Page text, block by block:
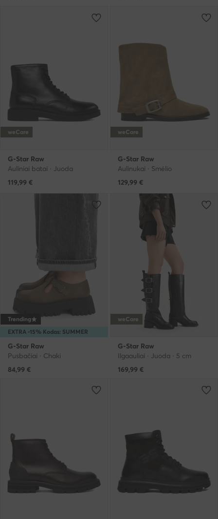
weCare
G-Star Raw
Auliniai batai · Juoda
119,99 €
weCare
G-Star Raw
Aulinukai · Smėlio
129,99 €
EXTRA -15% Kodas: SUMMER
Trending
G-Star Raw
Pusbačiai · Chaki
84,99 €
weCare
G-Star Raw
Ilgaauliai · Juoda · 5 cm
169,99 €